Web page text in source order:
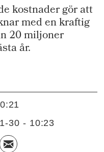
kostnader gör att
med en kraftig
20 miljoner
år.
30 - 10:23